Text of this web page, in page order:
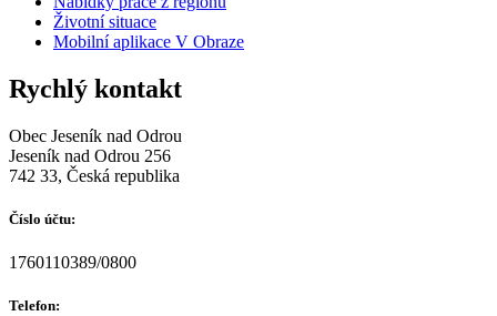
Životní situace
Mobilní aplikace V Obraze
Rychlý kontakt
Obec Jeseník nad Odrou
Jeseník nad Odrou 256
742 33, Česká republika
Číslo účtu:
1760110389/0800
Telefon: